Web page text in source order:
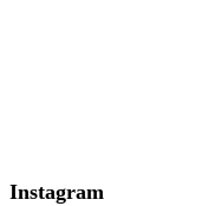
Instagram